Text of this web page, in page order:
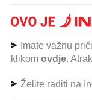
Imate važnu
klikom ovdje.
Želite raditi na